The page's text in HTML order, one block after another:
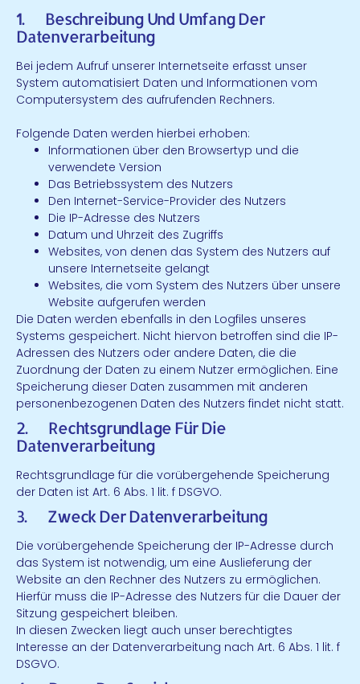
1. Beschreibung Und Umfang Der
Datenverarbeitung
Bei jedem Aufruf unserer Internetseite erfasst unser
System automatisiert Daten und Informationen vom
Computersystem des aufrufenden Rechners.
Folgende Daten werden hierbei erhoben:
Informationen über den Browsertyp und die
verwendete Version
Das Betriebssystem des Nutzers
Den Internet-Service-Provider des Nutzers
Die IP-Adresse des Nutzers
Datum und Uhrzeit des Zugriffs
Websites, von denen das System des Nutzers auf
unsere Internetseite gelangt
Websites, die vom System des Nutzers über unsere
Website aufgerufen werden
Die Daten werden ebenfalls in den Logfiles unseres
Systems gespeichert. Nicht hiervon betroffen sind die IP-
Adressen des Nutzers oder andere Daten, die die
Zuordnung der Daten zu einem Nutzer ermöglichen. Eine
Speicherung dieser Daten zusammen mit anderen
personenbezogenen Daten des Nutzers findet nicht statt.
2. Rechtsgrundlage Für Die
Datenverarbeitung
Rechtsgrundlage für die vorübergehende Speicherung
der Daten ist Art. 6 Abs. 1 lit. f DSGVO.
3. Zweck Der Datenverarbeitung
Die vorübergehende Speicherung der IP-Adresse durch
das System ist notwendig, um eine Auslieferung der
Website an den Rechner des Nutzers zu ermöglichen.
Hierfür muss die IP-Adresse des Nutzers für die Dauer der
Sitzung gespeichert bleiben.
In diesen Zwecken liegt auch unser berechtigtes
Interesse an der Datenverarbeitung nach Art. 6 Abs. 1 lit. f
DSGVO.